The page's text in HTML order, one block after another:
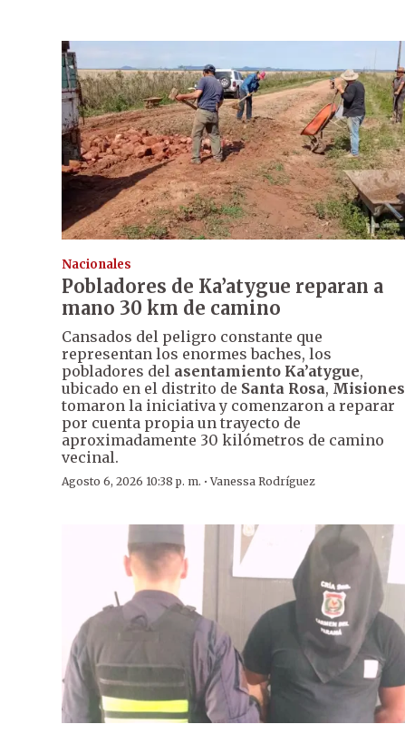
Nacionales
Pobladores de Ka’atygue reparan a
mano 30 km de camino
Cansados del peligro constante que
representan los enormes baches, los
pobladores del asentamiento Ka’atygue,
ubicado en el distrito de Santa Rosa, Misiones
tomaron la iniciativa y comenzaron a reparar
por cuenta propia un trayecto de
aproximadamente 30 kilómetros de camino
vecinal.
Agosto 6, 2026 10:38 p. m. ·Vanessa Rodríguez